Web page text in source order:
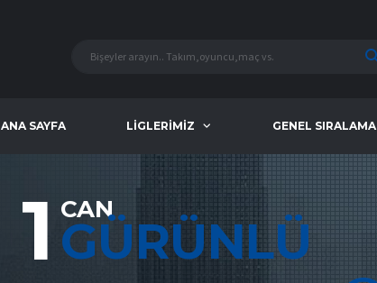
ANA SAYFA LIGLERIMIZ GENEL SIRALAMA
1 CAN
GÜRÜNLÜ